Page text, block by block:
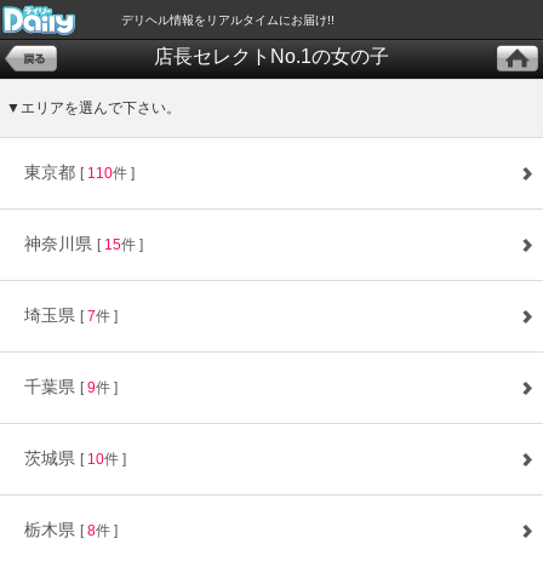
デリヘル情報をリアルタイムにお届け!!
店長セレクトNo.1の女の子
▼エリアを選んで下さい。
東京都 [ 110件 ]
神奈川県 [ 15件 ]
埼玉県 [7件 ]
千葉県 [9件 ]
茨城県 [ 10件 ]
栃木県 [8件 ]